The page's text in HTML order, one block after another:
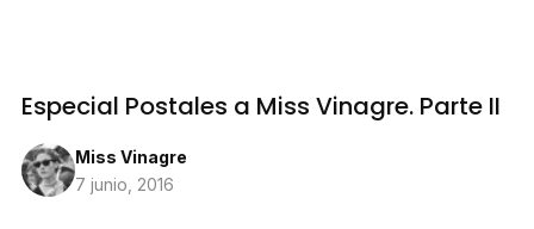
Especial Postales a Miss Vinagre. Parte II
Miss Vinagre
7 junio, 2016